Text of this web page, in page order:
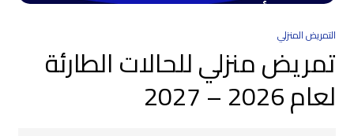
التمريض المنزلي
تمريض منزلي للحالات الطارئة
لعام 2026 – 2027